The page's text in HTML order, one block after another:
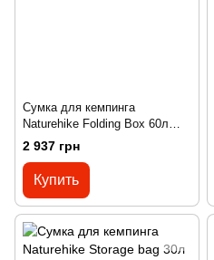
Сумка для кемпинга
Naturehike Folding Box 60л
NH21SNX04 army green
2 937 грн
Купить